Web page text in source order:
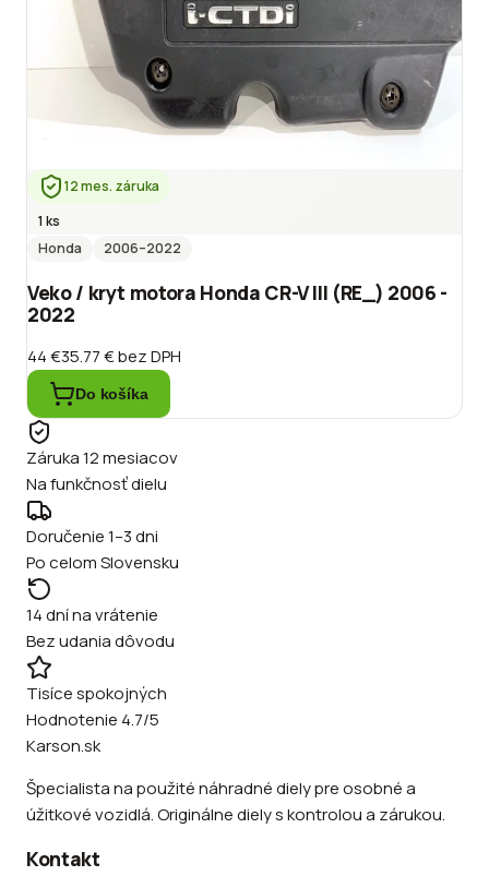
12 mes. záruka
1 ks
Honda
2006–2022
Veko / kryt motora Honda CR-V III (RE_) 2006 -
2022
44 €35.77 €bez DPH
Do košíka
Záruka 12 mesiacov
Na funkčnosť dielu
Doručenie 1–3 dni
Po celom Slovensku
14 dní na vrátenie
Bez udania dôvodu
Tisíce spokojných
Hodnotenie 4.7/5
Karson.sk
Špecialista na použité náhradné diely pre osobné a
úžitkové vozidlá. Originálne diely s kontrolou a zárukou.
Kontakt